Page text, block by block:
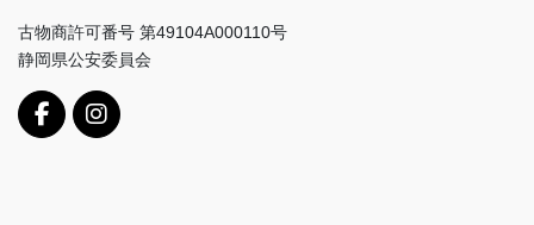
古物商許可番号 第49104A000110号
静岡県公安委員会